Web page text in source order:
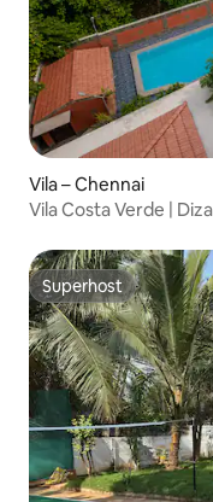
Vila – Chennai
Vila Costa Verde |
Superhost
Superhost